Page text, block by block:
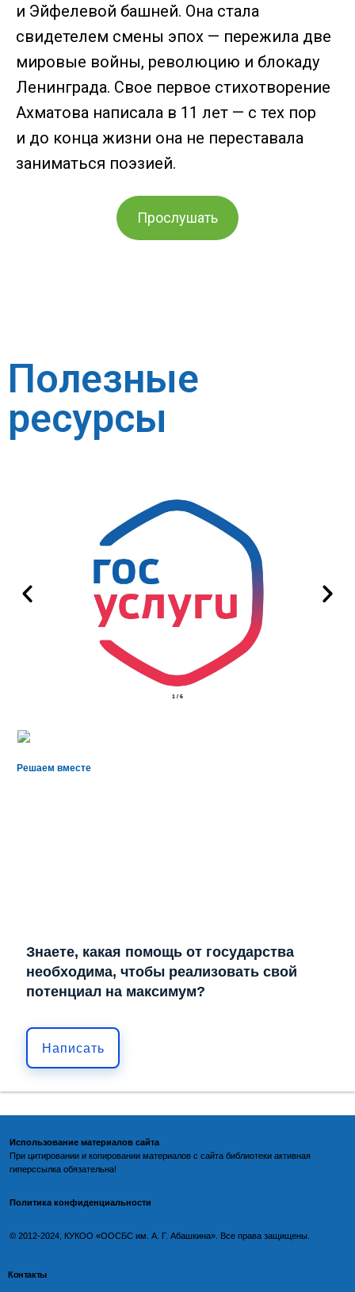
и Эйфелевой башней. Она стала
свидетелем смены эпох — пережила две
мировые войны, революцию и блокаду
Ленинграда. Свое первое стихотворение
Ахматова написала в 11 лет — с тех пор
и до конца жизни она не переставала
заниматься поэзией.
Прослушать
Полезные
ресурсы
2 / 6
Решаем вместе
Знаете, какая помощь от государства
необходима, чтобы реализовать свой
потенциал на максимум?
Написать
Использование материалов сайта
При цитировании и копировании материалов с сайта библиотеки активная
гиперссылка обязательна!
Политика конфиденциальности
©️ 2012-2024, КУКОО «ООСБС им. А. Г. Абашкина». Все права защищены.
Контакты